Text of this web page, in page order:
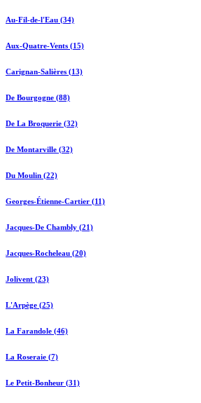
Au-Fil-de-l'Eau (34)
Aux-Quatre-Vents (15)
Carignan-Salières (13)
De Bourgogne (88)
De La Broquerie (32)
De Montarville (32)
Du Moulin (22)
Georges-Étienne-Cartier (11)
Jacques-De Chambly (21)
Jacques-Rocheleau (20)
Jolivent (23)
L'Arpège (25)
La Farandole (46)
La Roseraie (7)
Le Petit-Bonheur (31)